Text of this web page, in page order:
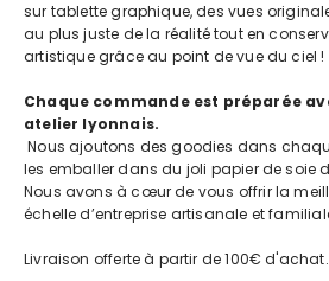
sur tablette graphique, des vues
au plus juste de la réalité tout en
artistique grâce au point de vue du ciel !
Chaque commande est préparée
atelier lyonnais.
Nous ajoutons des goodies dans
les emballer dans du joli papier de soie
Nous avons à cœur de vous offrir la
échelle d’entreprise artisanale et
Livraison offerte à partir de 100€ d'achat.